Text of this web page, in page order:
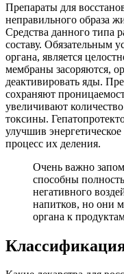
Препараты для
неправильного образа
Средства данного типа
составу. Обязательным
органа, является
мембраны засоряются,
деактивировать яды.
сохраняют
увеличивают
токсины.
улучшив
процесс их деления.
Очень важно
способны
негативного
напитков, но они
органа к